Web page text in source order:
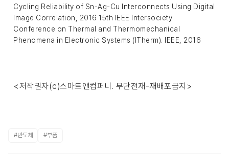
Cycling Reliability of Sn-Ag-Cu Interconnects Using Digital
Image Correlation, 2016 15th IEEE Intersociety
Conference on Thermal and Thermomechanical
Phenomena in Electronic Systems (ITherm). IEEE, 2016
<저작권자(c)스마트앤컴퍼니. 무단전재-재배포금지>
#반도체 #부품